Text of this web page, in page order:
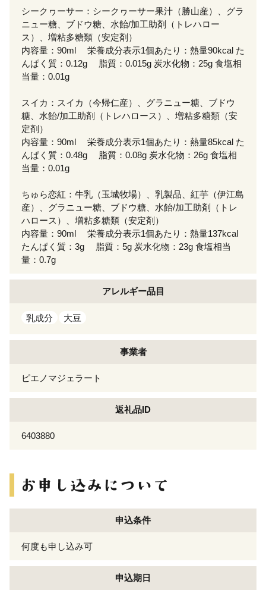
シークヮーサー：シークヮーサー果汁（勝山産）、グラ
ニュー糖、ブドウ糖、水飴/加工助剤（トレハロー
ス）、増粘多糖類（安定剤）
内容量：90ml 栄養成分表示1個あたり：熱量90kcal た
んぱく質：0.12g 脂質：0.015g 炭水化物：25g 食塩相
当量：0.01g
スイカ：スイカ（今帰仁産）、グラニュー糖、ブドウ
糖、水飴/加工助剤（トレハロース）、増粘多糖類（安
定剤）
内容量：90ml 栄養成分表示1個あたり：熱量85kcal た
んぱく質：0.48g 脂質：0.08g 炭水化物：26g 食塩相
当量：0.01g
ちゅら恋紅：牛乳（玉城牧場）、乳製品、紅芋（伊江島
産）、グラニュー糖、ブドウ糖、水飴/加工助剤（トレ
ハロース）、増粘多糖類（安定剤）
内容量：90ml 栄養成分表示1個あたり：熱量137kcal
たんぱく質：3g 脂質：5g 炭水化物：23g 食塩相当
量：0.7g
アレルギー品目
乳成分 大豆
事業者
ピエノマジェラート
返礼品ID
6403880
申込条件
何度も申し込み可
申込期日